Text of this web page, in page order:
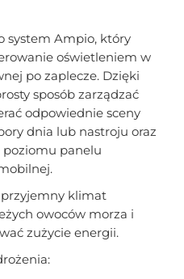
system Ampio, który
oświetleniem w
po zaplecze. Dzięki
sposób zarządzać
odpowiednie sceny
dnia lub nastroju oraz
panelu
przyjemny klimat
owoców morza i
zużycie energii.